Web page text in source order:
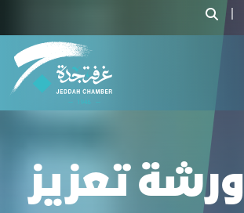
ورشة تعزيز